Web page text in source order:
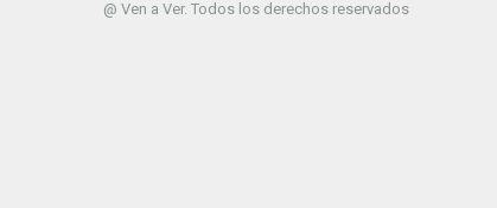
@ Ven a Ver. Todos los derechos reservados